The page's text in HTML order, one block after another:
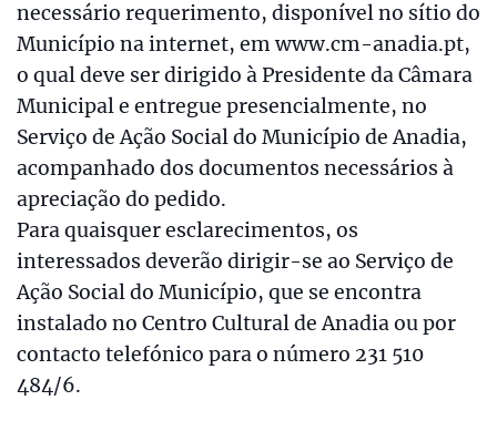
necessário requerimento, disponível no sítio do
Município na internet, em www.cm-anadia.pt,
o qual deve ser dirigido à Presidente da Câmara
Municipal e entregue presencialmente, no
Serviço de Ação Social do Município de Anadia,
acompanhado dos documentos necessários à
apreciação do pedido.
Para quaisquer esclarecimentos, os
interessados deverão dirigir-se ao Serviço de
Ação Social do Município, que se encontra
instalado no Centro Cultural de Anadia ou por
contacto telefónico para o número 231 510
484/6.